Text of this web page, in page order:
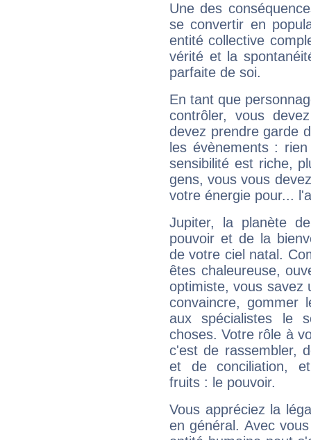
Une des
se convertir en
entité collective
vérité et la
parfaite de soi.
En tant que
contrôler, vous
devez prendre garde
les évènements :
sensibilité est riche,
gens, vous vous
votre énergie pour...
Jupiter, la planète
pouvoir et de la
de votre ciel natal.
êtes chaleureuse,
optimiste, vous savez
convaincre, gommer
aux spécialistes le
choses. Votre rôle à
c'est de rassembler,
et de conciliation,
fruits : le pouvoir.
Vous appréciez la
en général. Avec